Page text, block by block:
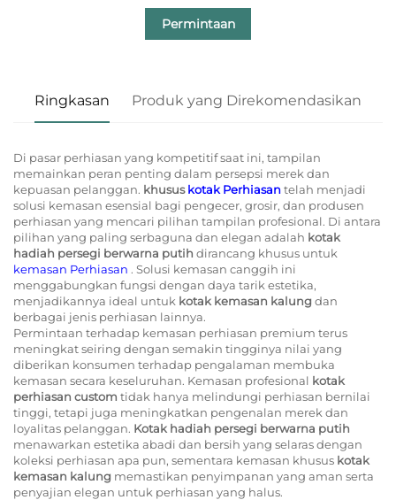
Permintaan
Ringkasan Produk yang Direkomendasikan
Di pasar perhiasan yang kompetitif saat ini, tampilan
memainkan peran penting dalam persepsi merek dan
kepuasan pelanggan. khususkotak Perhiasantelah menjadi
solusi kemasan esensial bagi pengecer, grosir, dan produsen
perhiasan yang mencari pilihan tampilan profesional. Di antara
pilihan yang paling serbaguna dan elegan adalah kotak
hadiah persegi berwarna putih dirancang khusus untuk
kemasan Perhiasan . Solusi kemasan canggih ini
menggabungkan fungsi dengan daya tarik estetika,
menjadikannya ideal untuk kotak kemasan kalungdan
berbagai jenis perhiasan lainnya.
Permintaan terhadap kemasan perhiasan premium terus
meningkat seiring dengan semakin tingginya nilai yang
diberikan konsumen terhadap pengalaman membuka
kemasan secara keseluruhan. Kemasan profesional kotak
perhiasan custom tidak hanya melindungi perhiasan bernilai
tinggi, tetapi juga meningkatkan pengenalan merek dan
loyalitas pelanggan. Kotak hadiah persegi berwarna putih
menawarkan estetika abadi dan bersih yang selaras dengan
koleksi perhiasan apa pun, sementara kemasan khusus kotak
kemasan kalung memastikan penyimpanan yang aman serta
penyajian elegan untuk perhiasan yang halus.